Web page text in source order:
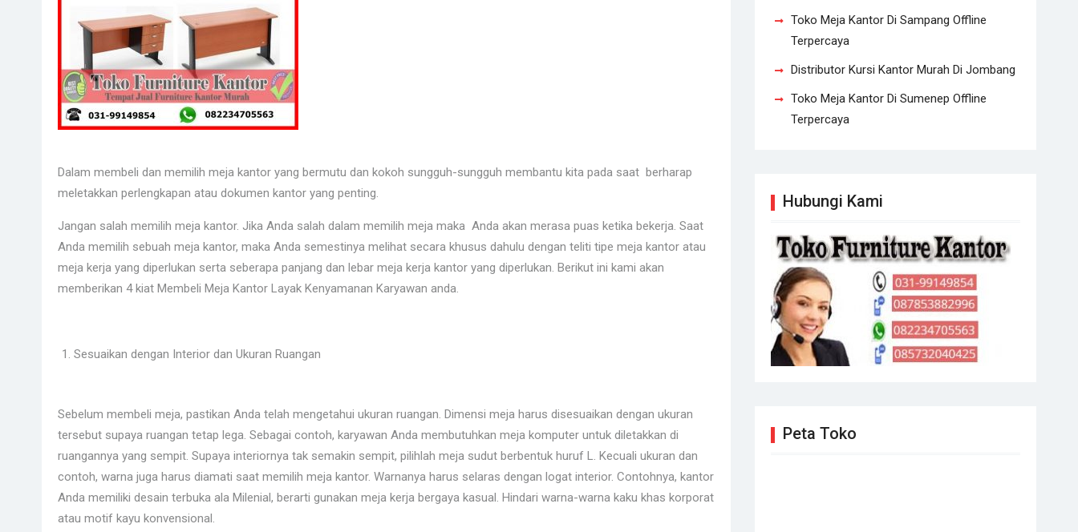
Dalam membeli dan memilih meja kantor yang bermutu dan kokoh sungguh-sungguh membantu kita pada saat berharap
meletakkan perlengkapan atau dokumen kantor yang penting.
Jangan salah memilih meja kantor. Jika Anda salah dalam memilih meja maka Anda akan merasa puas ketika bekerja. Saat
Anda memilih sebuah meja kantor, maka Anda semestinya melihat secara khusus dahulu dengan teliti tipe meja kantor atau
meja kerja yang diperlukan serta seberapa panjang dan lebar meja kerja kantor yang diperlukan. Berikut ini kami akan
memberikan 4 kiat Membeli Meja Kantor Layak Kenyamanan Karyawan anda.
Sesuaikan dengan Interior dan Ukuran Ruangan
Sebelum membeli meja, pastikan Anda telah mengetahui ukuran ruangan. Dimensi meja harus disesuaikan dengan ukuran
tersebut supaya ruangan tetap lega. Sebagai contoh, karyawan Anda membutuhkan meja komputer untuk diletakkan di
ruangannya yang sempit. Supaya interiornya tak semakin sempit, pilihlah meja sudut berbentuk huruf L. Kecuali ukuran dan
contoh, warna juga harus diamati saat memilih meja kantor. Warnanya harus selaras dengan logat interior. Contohnya, kantor
Anda memiliki desain terbuka ala Milenial, berarti gunakan meja kerja bergaya kasual. Hindari warna-warna kaku khas korporat
atau motif kayu konvensional.
Toko Meja Kantor Di Sampang Offline
Terpercaya
Distributor Kursi Kantor Murah Di Jombang
Toko Meja Kantor Di Sumenep Offline
Terpercaya
Hubungi Kami
Peta Toko